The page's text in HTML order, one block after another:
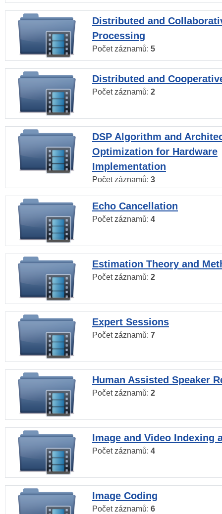
Distributed and
Processing
Počet záznamů: 5
Distributed and
Počet záznamů: 2
DSP Algorithm and
Optimization for Hardware
Implementation
Počet záznamů: 3
Echo Cancellation
Počet záznamů: 4
Estimation Theory and
Počet záznamů: 2
Expert Sessions
Počet záznamů: 7
Human Assisted Speaker
Počet záznamů: 2
Image and Video Indexing
Počet záznamů: 4
Image Coding
Počet záznamů: 6